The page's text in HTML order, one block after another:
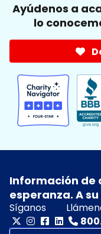
Ayúdenos a
lo
Información de
esperanza. A
Síganos